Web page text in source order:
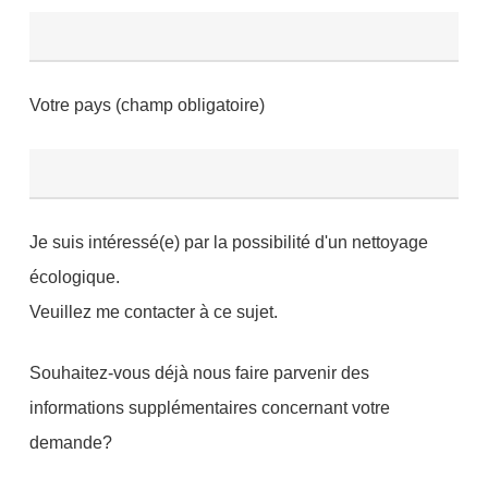
Votre pays (champ obligatoire)
Je suis intéressé(e) par la possibilité d'un nettoyage
écologique.
Veuillez me contacter à ce sujet.
Souhaitez-vous déjà nous faire parvenir des
informations supplémentaires concernant votre
demande?